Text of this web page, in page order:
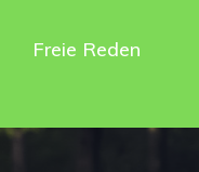
Freie Reden